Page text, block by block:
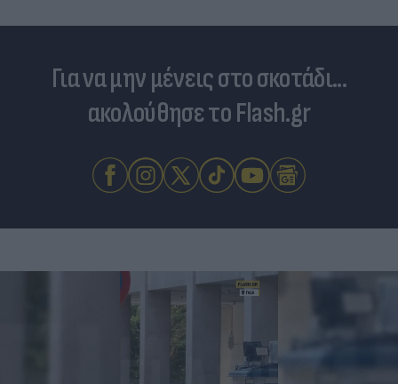
Για να μην μένεις στο σκοτάδι...
ακολούθησε το Flash.gr